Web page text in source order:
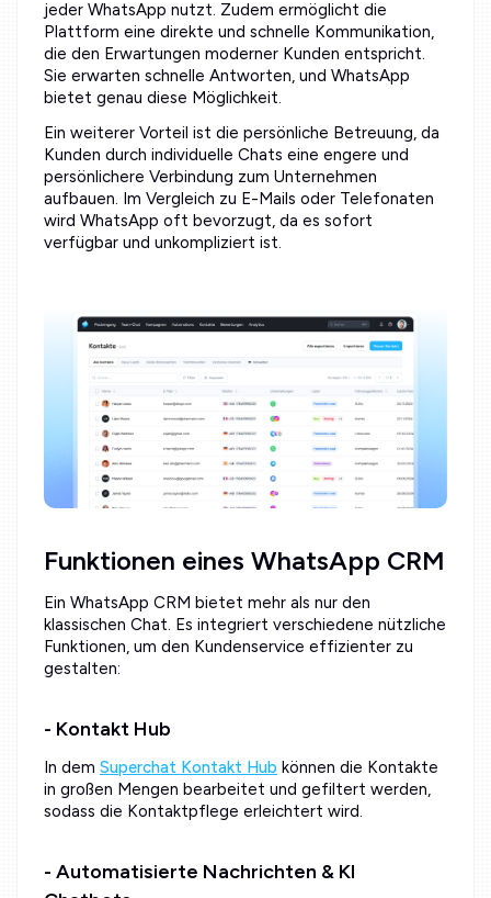
jeder WhatsApp nutzt. Zudem ermöglicht die
Plattform eine direkte und schnelle Kommunikation,
die den Erwartungen moderner Kunden entspricht.
Sie erwarten schnelle Antworten, und WhatsApp
bietet genau diese Möglichkeit.
Ein weiterer Vorteil ist die persönliche Betreuung, da
Kunden durch individuelle Chats eine engere und
persönlichere Verbindung zum Unternehmen
aufbauen. Im Vergleich zu E-Mails oder Telefonaten
wird WhatsApp oft bevorzugt, da es sofort
verfügbar und unkompliziert ist.
Funktionen eines WhatsApp CRM
Ein WhatsApp CRM bietet mehr als nur den
klassischen Chat. Es integriert verschiedene nützliche
Funktionen, um den Kundenservice effizienter zu
gestalten:
- Kontakt Hub
In dem Superchat Kontakt Hub können die Kontakte
in großen Mengen bearbeitet und gefiltert werden,
sodass die Kontaktpflege erleichtert wird.
- Automatisierte Nachrichten & KI